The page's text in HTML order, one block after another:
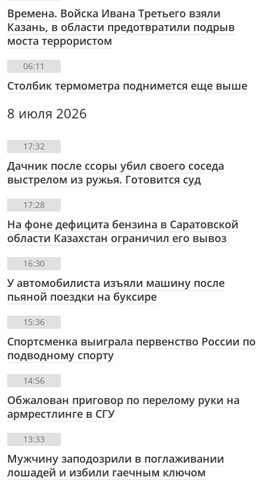
Времена. Войска Ивана Третьего взяли
Казань, в области предотвратили подрыв
моста террористом
06:11
Столбик термометра поднимется еще выше
8 июля 2026
17:32
Дачник после ссоры убил своего соседа
выстрелом из ружья. Готовится суд
17:28
На фоне дефицита бензина в Саратовской
области Казахстан ограничил его вывоз
16:30
У автомобилиста изъяли машину после
пьяной поездки на буксире
15:36
Спортсменка выиграла первенство России по
подводному спорту
14:56
Обжалован приговор по перелому руки на
армрестлинге в СГУ
13:33
Мужчину заподозрили в поглаживании
лошадей и избили гаечным ключом